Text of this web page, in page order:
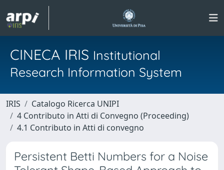
CINECA IRIS Institutional
Research Information System
IRIS
Catalogo Ricerca UNIPI
4 Contributo in Atti di Convegno (Proceeding)
4.1 Contributo in Atti di convegno
Persistent Betti Numbers for a Noise